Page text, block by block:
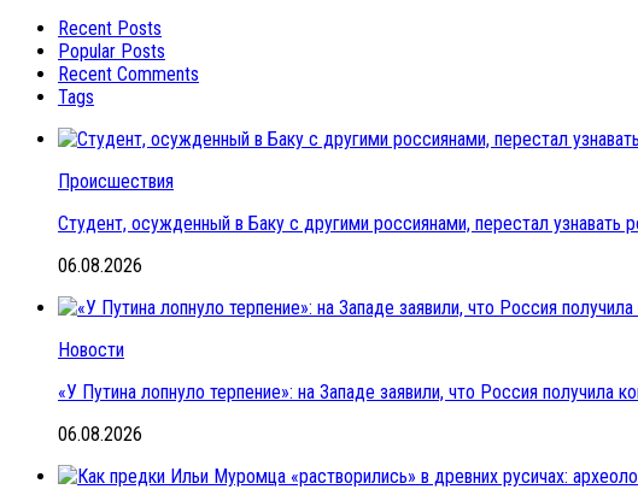
Recent Posts
Popular Posts
Recent Comments
Tags
Происшествия
Студент, осужденный в Баку с другими россиянами, перестал узнавать
06.08.2026
Новости
«У Путина лопнуло терпение»: на Западе заявили, что Россия
06.08.2026